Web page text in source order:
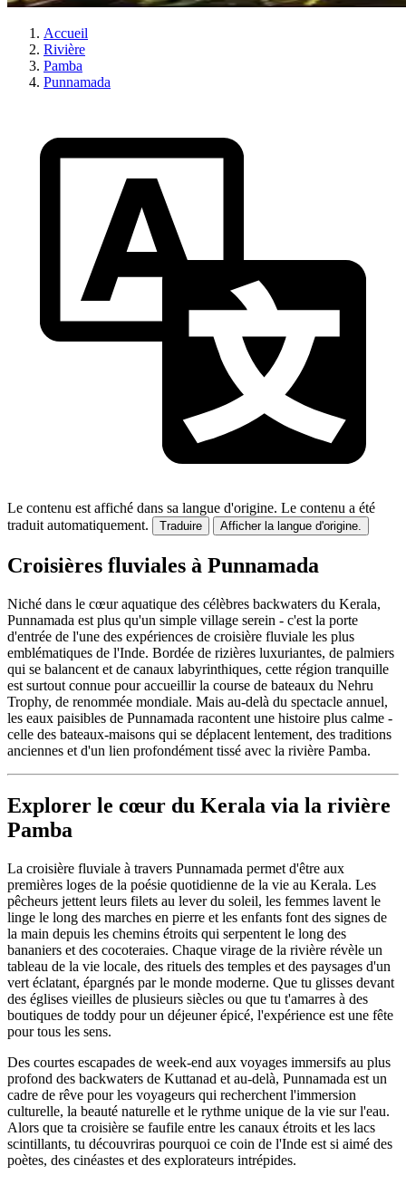
Accueil
Rivière
Pamba
Punnamada
Le contenu est affiché dans sa langue d'origine. Le contenu a été
traduit automatiquement.
Traduire Afficher la langue d'origine.
Croisières fluviales à Punnamada
Niché dans le cœur aquatique des célèbres backwaters du Kerala,
Punnamada est plus qu'un simple village serein - c'est la porte
d'entrée de l'une des expériences de croisière fluviale les plus
emblématiques de l'Inde. Bordée de rizières luxuriantes, de palmiers
qui se balancent et de canaux labyrinthiques, cette région tranquille
est surtout connue pour accueillir la course de bateaux du Nehru
Trophy, de renommée mondiale. Mais au-delà du spectacle annuel,
les eaux paisibles de Punnamada racontent une histoire plus calme -
celle des bateaux-maisons qui se déplacent lentement, des traditions
anciennes et d'un lien profondément tissé avec la rivière Pamba.
Explorer le cœur du Kerala via la rivière
Pamba
La croisière fluviale à travers Punnamada permet d'être aux
premières loges de la poésie quotidienne de la vie au Kerala. Les
pêcheurs jettent leurs filets au lever du soleil, les femmes lavent le
linge le long des marches en pierre et les enfants font des signes de
la main depuis les chemins étroits qui serpentent le long des
bananiers et des cocoteraies. Chaque virage de la rivière révèle un
tableau de la vie locale, des rituels des temples et des paysages d'un
vert éclatant, épargnés par le monde moderne. Que tu glisses devant
des églises vieilles de plusieurs siècles ou que tu t'amarres à des
boutiques de toddy pour un déjeuner épicé, l'expérience est une fête
pour tous les sens.
Des courtes escapades de week-end aux voyages immersifs au plus
profond des backwaters de Kuttanad et au-delà, Punnamada est un
cadre de rêve pour les voyageurs qui recherchent l'immersion
culturelle, la beauté naturelle et le rythme unique de la vie sur l'eau.
Alors que ta croisière se faufile entre les canaux étroits et les lacs
scintillants, tu découvriras pourquoi ce coin de l'Inde est si aimé des
poètes, des cinéastes et des explorateurs intrépides.